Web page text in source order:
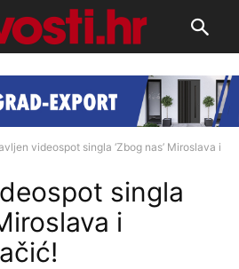
videospot singla ‘Zbog nas’ Miroslava i
singla
i